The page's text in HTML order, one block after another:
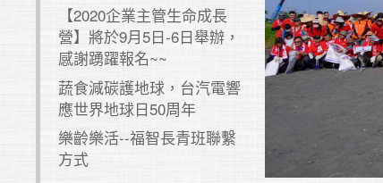
【2020企業主管生命成長
營】將於9月5日-6日舉辦，
感謝踴躍報名~~
蔬食減碳護地球，台汽電響
應世界地球日50周年
樂齡樂活--福智長青班聯繫
方式